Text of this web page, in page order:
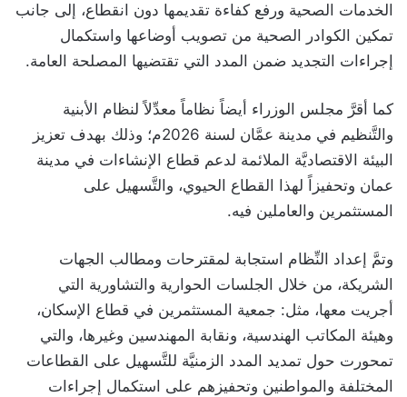
الخدمات الصحية ورفع كفاءة تقديمها دون انقطاع، إلى جانب
تمكين الكوادر الصحية من تصويب أوضاعها واستكمال
إجراءات التجديد ضمن المدد التي تقتضيها المصلحة العامة.
كما أقرَّ مجلس الوزراء أيضاً نظاماً معدِّلاً لنظام الأبنية
والتَّنظيم في مدينة عمَّان لسنة 2026م؛ وذلك بهدف تعزيز
البيئة الاقتصاديَّة الملائمة لدعم قطاع الإنشاءات في مدينة
عمان وتحفيزاً لهذا القطاع الحيوي، والتَّسهيل على
المستثمرين والعاملين فيه.
وتمَّ إعداد النِّظام استجابة لمقترحات ومطالب الجهات
الشريكة، من خلال الجلسات الحوارية والتشاورية التي
أجريت معها، مثل: جمعية المستثمرين في قطاع الإسكان،
وهيئة المكاتب الهندسية، ونقابة المهندسين وغيرها، والتي
تمحورت حول تمديد المدد الزمنيَّة للتَّسهيل على القطاعات
المختلفة والمواطنين وتحفيزهم على استكمال إجراءات